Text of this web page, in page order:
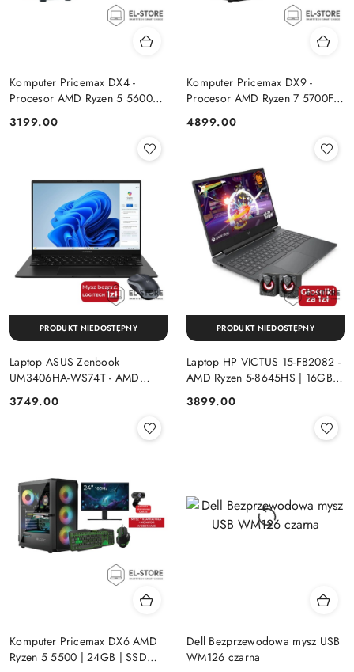
Komputer Pricemax DX4 -
Procesor AMD Ryzen 5 5600G
512GB Win 11 PRO
Cena:
3199.00
Komputer Pricemax DX9 -
Procesor AMD Ryzen 7 5700F |
GeForce RTX 5050 8GB | Win
Cena:
4899.00
Laptop ASUS Zenbook
UM3406HA-WS74T - AMD
512GB | 14" OLED (1920x1200)
Cena:
3749.00
PRODUKT NIEDOSTĘPNY
Laptop HP VICTUS 15-FB2082 -
AMD Ryzen 5-8645HS | 16GB |
GeForce RTX 4050 6144MB |
Cena:
3899.00
PRODUKT NIEDOSTĘPNY
Komputer Pricemax DX6 AMD
Ryzen 5 5500 | 24GB | SSD
Dell Bezprzewodowa mysz USB
WM126 czarna